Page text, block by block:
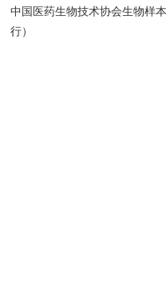
中国医药生物技术协会生物样
行）